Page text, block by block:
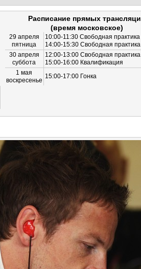
Расписание прямых
(время московское)
29 апреля
пятница
10:00-11:30 Свободная практика
14:00-15:30 Свободная практика
30 апреля
суббота
12:00-13:00 Свободная практика
15:00-16:00 Квалификация
1 мая
воскресенье
15:00-17:00 Гонка